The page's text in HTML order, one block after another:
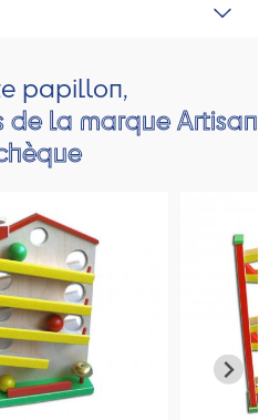
papillon,
de la marque Artisan